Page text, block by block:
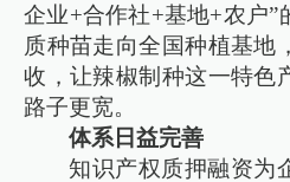
企业+合作社+基地+农户”
质种苗走向全国种植基地
收，让辣椒制种这一特色
路子更宽。
体系日益完善
知识产权质押融资为